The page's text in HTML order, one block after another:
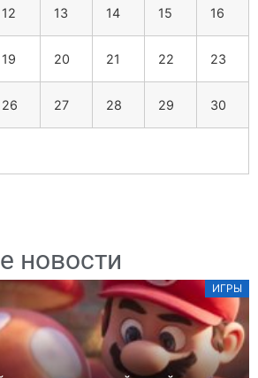
12 13 14 15 16
19 20 21 22 23
26 27 28 29 30
новости
ИГРЫ